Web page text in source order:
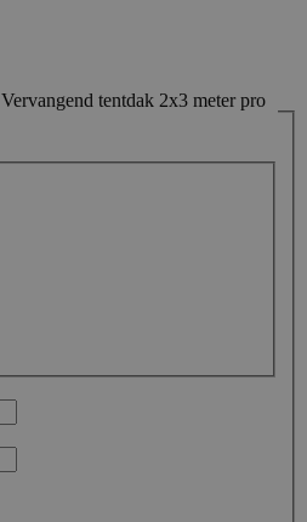
Vervangend tentdak 2x3 meter pro